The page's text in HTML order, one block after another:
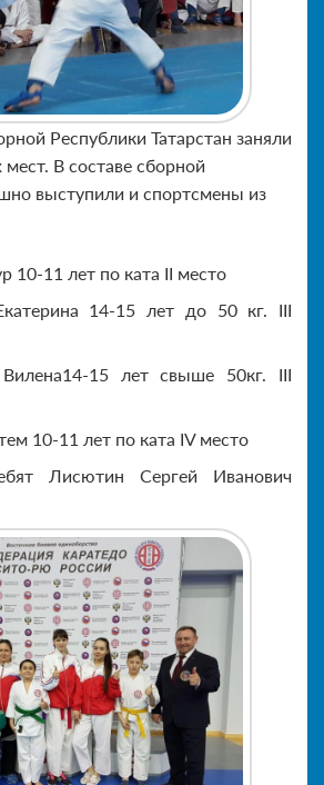
Республики Татарстан заняли
В составе сборной
выступили и спортсмены из
10-11 лет по ката II место
14-15 лет до 50 кг. III
15 лет свыше 50кг. III
10-11 лет по ката IV место
Лисютин Сергей Иванович